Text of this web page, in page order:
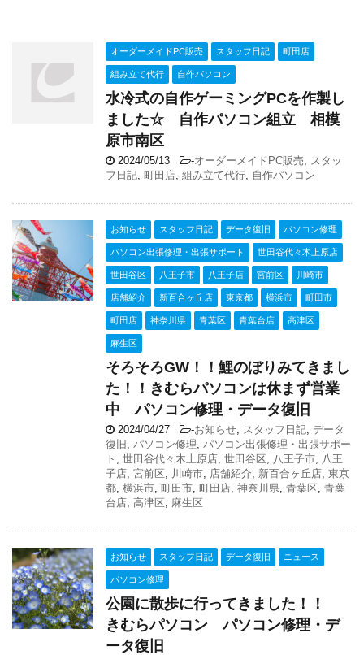
オーダーメイドPC販売 スタッフ日記 町田店
組み立て代行 自作パソコン
水冷式の自作ゲーミングPCを作製し
ました☆ 自作パソコン組立 相模
原市南区
2024/05/13 -オーダーメイドPC販売
スタッ
フ日記 町田店 組み立て代行 自作パソコン
お知らせ スタッフ日記 データ復旧 パソコン修理
パソコン出張修理・出張サポート 世田谷代々木上原店
世田谷区 八王子市 八王子店 宮前区 川崎市
店舗紹介 新百合ヶ丘店 東京都 横浜市 町田市
町田店 神奈川県 青葉区 青葉台店 高津区
麻生区
そろそろGW！！鯉のぼりみてきまし
た！！きむらパソコンは休まず営業
中 パソコン修理・データ復旧
2024/04/27 -お知らせ スタッフ日記 データ
復旧
パソコン修理
パソコン出張修理・出張サポー
ト
世田谷代々木上原店 世田谷区 八王子市
八王
子店 宮前区 川崎市 店舗紹介 新百合ヶ丘店 東京
都 横浜市 町田市 町田店 神奈川県 青葉区 青葉
台店 高津区 麻生区
お知らせ スタッフ日記 データ復旧 ニュース
パソコン修理
公園に散歩に行ってきました！！
きむらパソコン パソコン修理・デ
ータ復旧